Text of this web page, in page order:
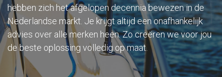
hebben zich het afgelopen decennia bewezen in de
Nederlandse markt. Je krijgt altijd een onafhankelijk
advies over alle merken heen. Zo creëren we voor jou
de beste oplossing volledig op maat.